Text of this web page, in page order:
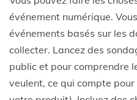
événement numérique.
événements basés sur les
collecter. Lancez des
public et pour comprendre
veulent, ce qui compte